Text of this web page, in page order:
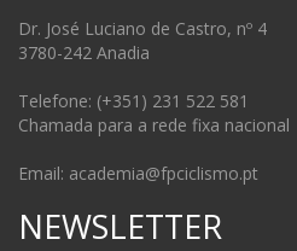
Dr. José Luciano de Castro, nº 4
3780-242 Anadia
Telefone: (+351) 231 522 581
Chamada para a rede fixa nacional
Email: academia@fpciclismo.pt
NEWSLETTER